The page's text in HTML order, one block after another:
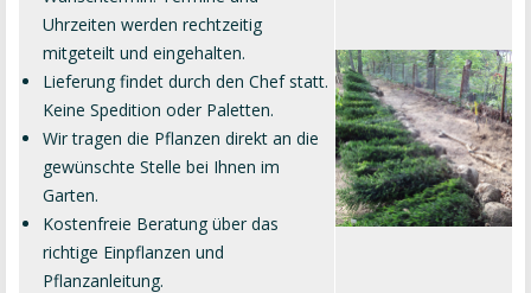
Uhrzeiten werden rechtzeitig
mitgeteilt und eingehalten.
Lieferung findet durch den Chef statt.
Keine Spedition oder Paletten.
Wir tragen die Pflanzen direkt an die
gewünschte Stelle bei Ihnen im
Garten.
Kostenfreie Beratung über das
richtige Einpflanzen und
Pflanzanleitung.